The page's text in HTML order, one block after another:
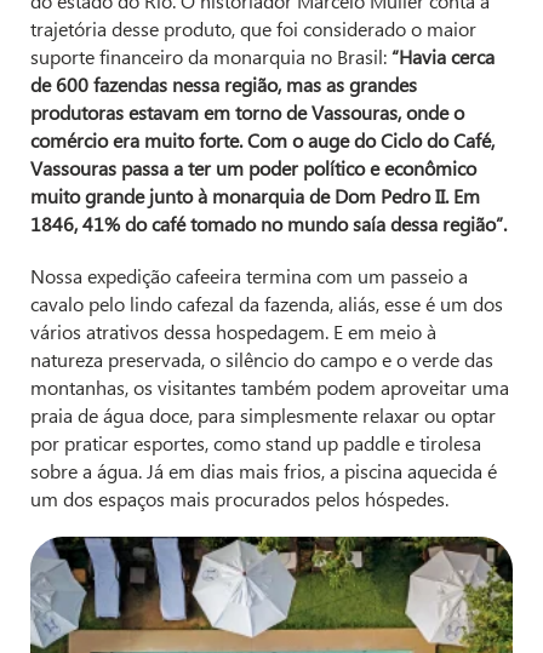
trajetória desse produto, que foi considerado o maior
suporte financeiro da monarquia no Brasil:“Havia cerca
de 600 fazendas nessa região, mas as grandes
produtoras estavam em torno de Vassouras, onde o
comércio era muito forte. Com o auge do Ciclo do Café,
Vassouras passa a ter um poder político e econômico
muito grande junto à monarquia de Dom Pedro II. Em
1846, 41% do café tomado no mundo saía dessa região”.
Nossa expedição cafeeira termina com um passeio a
cavalo pelo lindo cafezal da fazenda, aliás, esse é um dos
vários atrativos dessa hospedagem. E em meio à
natureza preservada, o silêncio do campo e o verde das
montanhas, os visitantes também podem aproveitar uma
praia de água doce, para simplesmente relaxar ou optar
por praticar esportes, como stand up paddle e tirolesa
sobre a água. Já em dias mais frios, a piscina aquecida é
um dos espaços mais procurados pelos hóspedes.